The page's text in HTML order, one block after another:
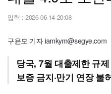
입력 : 2026-06-14 20:08
구윤모 기자 iamkym@segye.com
당국, 7월 대출제한 규
보증 금지·만기 연장 불